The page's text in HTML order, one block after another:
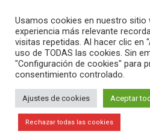
Usamos cookies en nuestro sitio
experiencia más relevante
visitas repetidas. Al hacer clic en
uso de TODAS las cookies. Sin
"Configuración de cookies" para
consentimiento controlado.
Ajustes de cookies Aceptar
Rechazar todas las cookies